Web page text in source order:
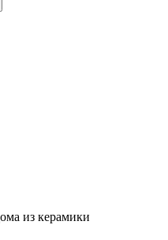
из керамики